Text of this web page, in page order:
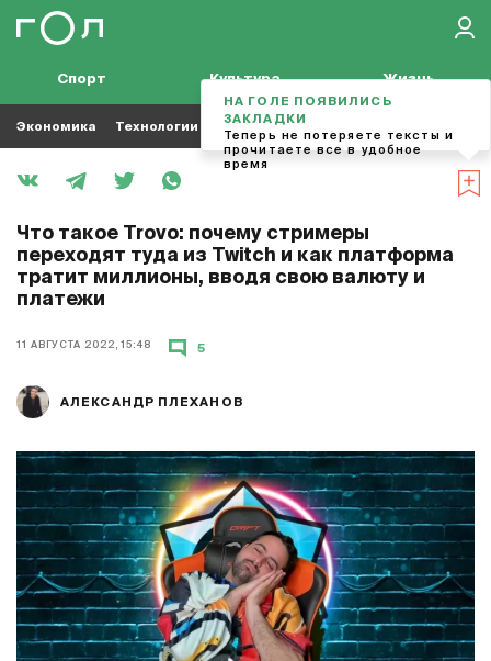
Спорт Культура Жизнь
Экономика Технологии Кино Футбол
Что такое Trovo: почему стримеры
переходят туда из Twitch и как платформа
тратит миллионы, вводя свою валюту и
платежи
11 АВГУСТА 2022, 15:48
АЛЕКСАНДР ПЛЕХАНОВ
5
НА ГОЛЕ ПОЯВИЛИСЬ
ЗАКЛАДКИ
Теперь не потеряете тексты и
прочитаете все в удобное
время